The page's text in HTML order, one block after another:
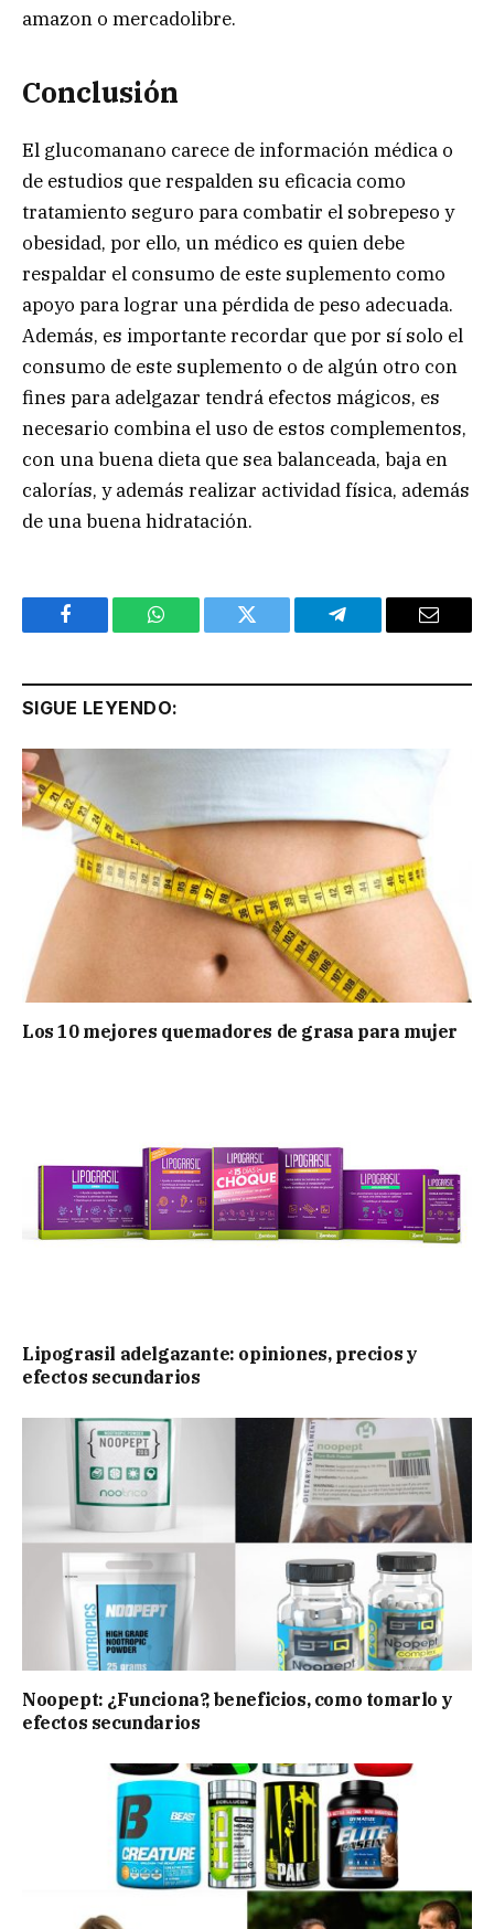
amazon o mercadolibre.
Conclusión
El glucomanano carece de información médica o
de estudios que respalden su eficacia como
tratamiento seguro para combatir el sobrepeso y
obesidad, por ello, un médico es quien debe
respaldar el consumo de este suplemento como
apoyo para lograr una pérdida de peso adecuada.
Además, es importante recordar que por sí solo el
consumo de este suplemento o de algún otro con
fines para adelgazar tendrá efectos mágicos, es
necesario combina el uso de estos complementos,
con una buena dieta que sea balanceada, baja en
calorías, y además realizar actividad física, además
de una buena hidratación.
Facebook WhatsApp Twitter Telegram Email
SIGUE LEYENDO:
Los 10 mejores quemadores de grasa para mujer
Lipograsil adelgazante: opiniones, precios y
efectos secundarios
Noopept: ¿Funciona?, beneficios, como tomarlo y
efectos secundarios